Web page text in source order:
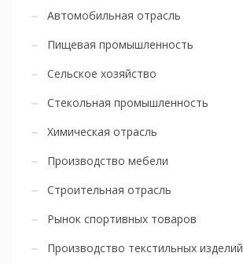
Автомобильная отрасль
Пищевая промышленность
Сельское хозяйство
Стекольная промышленность
Химическая отрасль
Производство мебели
Строительная отрасль
Рынок спортивных товаров
Производство текстильных изделий